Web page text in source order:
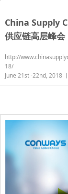
China Supply
供应链高层峰会
http://
18/
June 21st -22nd, 2018